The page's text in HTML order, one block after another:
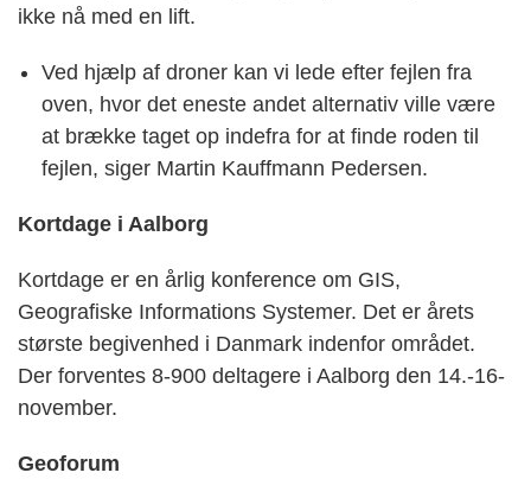
ikke nå med en lift.
Ved hjælp af droner kan vi lede efter fejlen fra
oven, hvor det eneste andet alternativ ville være
at brække taget op indefra for at finde roden til
fejlen, siger Martin Kauffmann Pedersen.
Kortdage i Aalborg
Kortdage er en årlig konference om GIS,
Geografiske Informations Systemer. Det er årets
største begivenhed i Danmark indenfor området.
Der forventes 8-900 deltagere i Aalborg den 14.-16-
november.
Geoforum